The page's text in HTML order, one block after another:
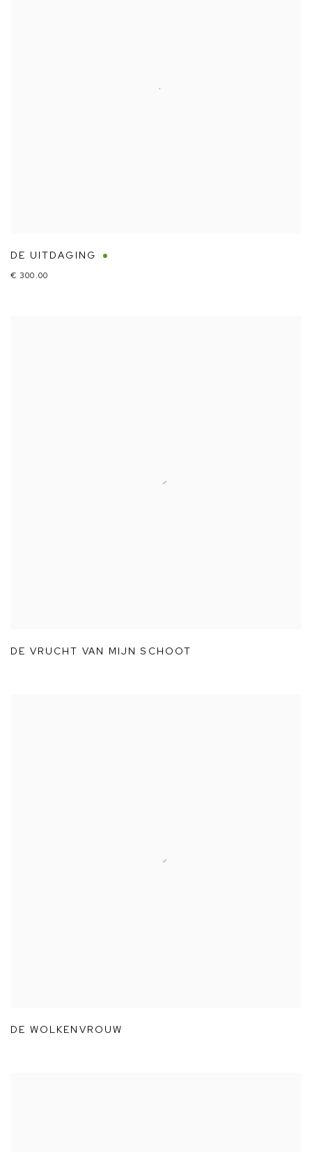
DE UITDAGING
€ 300.00
DE VRUCHT VAN MIJN SCHOOT
DE WOLKENVROUW